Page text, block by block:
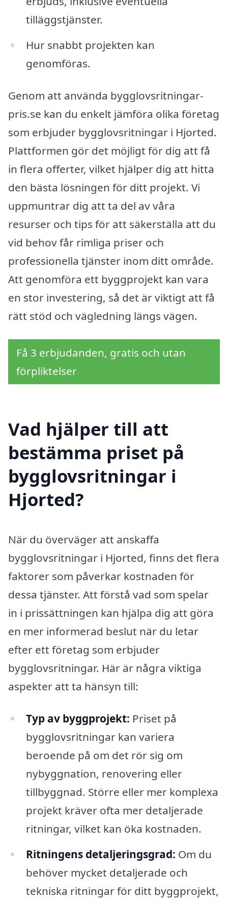
tilläggstjänster.
Hur snabbt projekten kan
genomföras.
Genom att använda bygglovsritningar-
pris.se kan du enkelt jämföra olika företag
som erbjuder bygglovsritningar i Hjorted.
Plattformen gör det möjligt för dig att få
in flera offerter, vilket hjälper dig att hitta
den bästa lösningen för ditt projekt. Vi
uppmuntrar dig att ta del av våra
resurser och tips för att säkerställa att du
vid behov får rimliga priser och
professionella tjänster inom ditt område.
Att genomföra ett byggprojekt kan vara
en stor investering, så det är viktigt att få
rätt stöd och vägledning längs vägen.
Få 3 erbjudanden, gratis och utan
förpliktelser
Vad hjälper till att
bestämma priset på
bygglovsritningar i
Hjorted?
När du överväger att anskaffa
bygglovsritningar i Hjorted, finns det flera
faktorer som påverkar kostnaden för
dessa tjänster. Att förstå vad som spelar
in i prissättningen kan hjälpa dig att göra
en mer informerad beslut när du letar
efter ett företag som erbjuder
bygglovsritningar. Här är några viktiga
aspekter att ta hänsyn till:
Typ av byggprojekt: Priset på
bygglovsritningar kan variera
beroende på om det rör sig om
nybyggnation, renovering eller
tillbyggnad. Större eller mer komplexa
projekt kräver ofta mer detaljerade
ritningar, vilket kan öka kostnaden.
Ritningens detaljeringsgrad: Om du
behöver mycket detaljerade och
tekniska ritningar för ditt byggprojekt,